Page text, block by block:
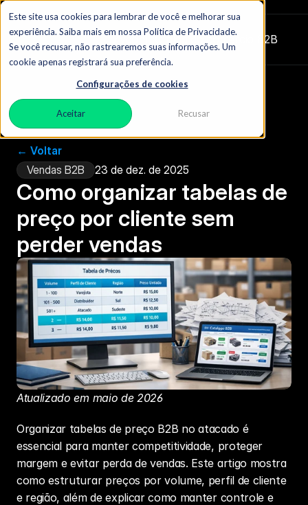
Este site usa cookies para lembrar de você e melhorar sua
experiência. Saiba mais em nossa Política de Privacidade.
Se você recusar, não rastrearemos suas informações. Um
cookie apenas registrará sua preferência.
Configurações de cookies
Aceitar Recusar
Zydon|  O blog do comércio B2B
← Voltar
Vendas B2B
23 de dez. de 2025
Como organizar tabelas de
preço por cliente sem
perder vendas
Atualizado em maio de 2026
Organizar tabelas de preço B2B no atacado é
essencial para manter competitividade, proteger
margem e evitar perda de vendas. Este artigo mostra
como estruturar preços por volume, perfil de cliente
e região, além de explicar como manter controle e